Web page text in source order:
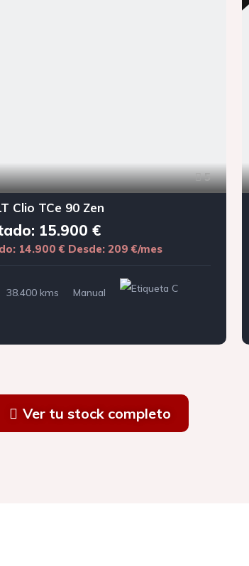
5
Clio TCe 90 Zen
15.900 €
14.900 € Desde: 209 €/mes
38.400 kms Manual
Ver tu stock completo